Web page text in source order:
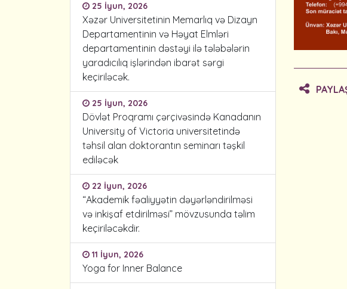
25 İyun, 2026
Xəzər Universitetinin Memarlıq və Dizayn
Departamentinin və Həyat Elmləri
departamentinin dəstəyi ilə tələbələrin
yaradıcılıq işlərindən ibarət sərgi
keçiriləcək.
25 İyun, 2026
Dövlət Proqramı çərçivəsində Kanadanın
University of Victoria universitetində
təhsil alan doktorantın seminarı təşkil
ediləcək
22 İyun, 2026
“Akademik fəaliyyətin dəyərləndirilməsi
və inkişaf etdirilməsi” mövzusunda təlim
keçiriləcəkdir.
11 İyun, 2026
Yoga for Inner Balance